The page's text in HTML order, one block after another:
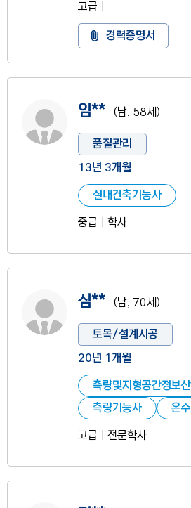
고급ㅣ-
경력증명서
사진 없음
임** (남, 58세)
품질관리
13년 3개월
실내건축기능사
중급ㅣ학사
사진 없음
심** (남, 70세)
토목/설계시공
20년 1개월
측량및지형공간정보
측량기능사
온
고급ㅣ전문학사